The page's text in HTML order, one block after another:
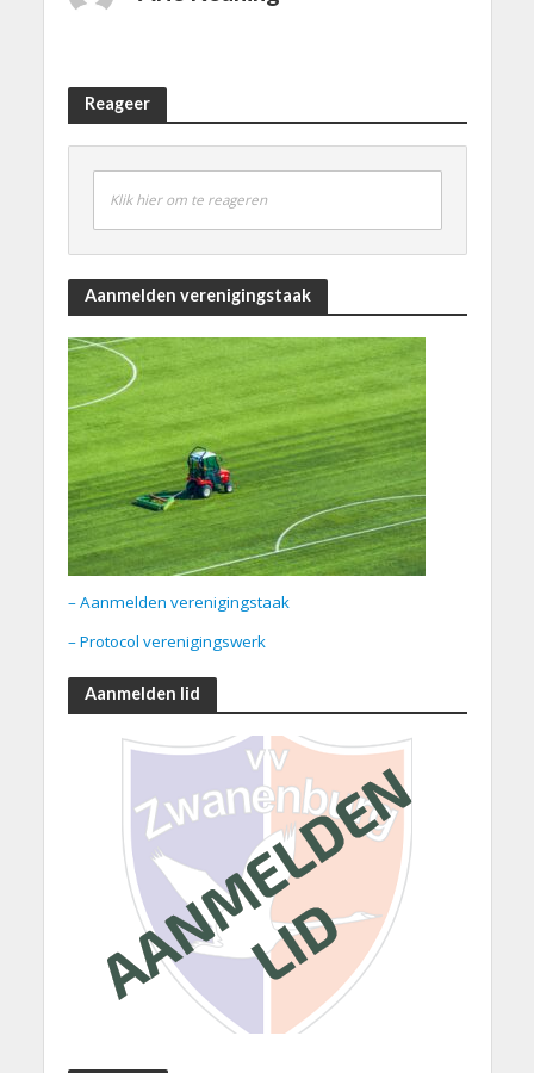
Reageer
Klik hier om te reageren
Aanmelden verenigingstaak
– Aanmelden verenigingstaak
– Protocol verenigingswerk
Aanmelden lid